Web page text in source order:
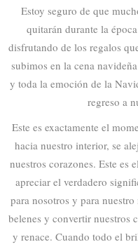
Estoy seguro de que
quitarán durante la
disfrutando de los regalos
subimos en la cena
y toda la emoción de la
regreso a
Este es exactamente el
hacia nuestro interior, se
nuestros corazones. Este es
apreciar el verdadero
para nosotros y para
belenes y convertir nuestros
y renace. Cuando todo el